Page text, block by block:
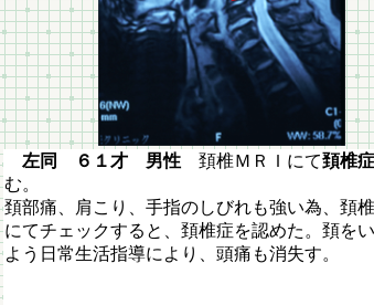
左同 ６１才 男性頚椎ＭＲＩにて頚椎症
む。
頚部痛、肩こり、手指のしびれも強い為、頚椎
にてチェックすると、頚椎症を認めた。頚を
よう日常生活指導により、頭痛も消失す。